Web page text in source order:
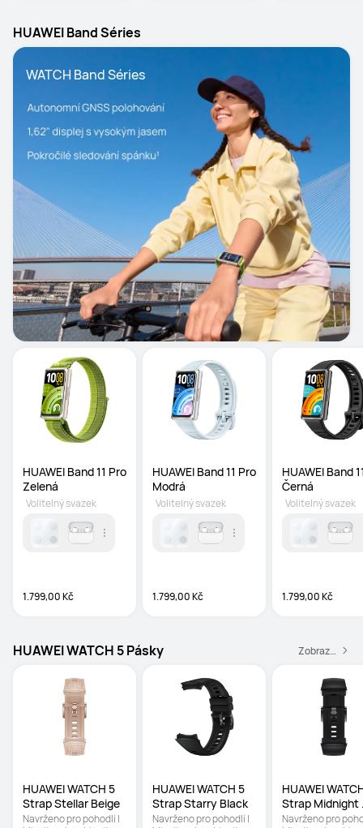
HUAWEI Band Séries
WATCH Band Séries
HUAWEI Band 11 Pro
Zelená
1.799,00 Kč
Volitelný svazek
HUAWEI Band 11 Pro
Modrá
1.799,00 Kč
Volitelný svazek
HUAWEI Band
Černá
1.799,00 Kč
Volitelný svazek
HUAWEI WATCH 5 Pásky Zobrazit všechny příslušenství
HUAWEI WATCH 5
Strap Stellar Beige
Navrženo pro pohodlí |
HUAWEI WATCH 5
Strap Starry Black
Navrženo pro pohodlí |
HUAWEI
Strap Midnight
Black
Navrženo pro